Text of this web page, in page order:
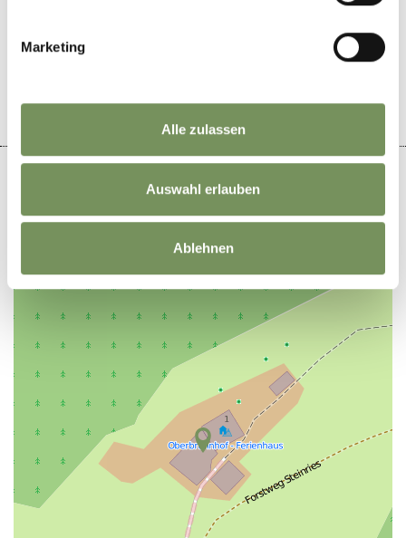
Marketing
Alle zulassen
Auswahl erlauben
Ablehnen
NEIN